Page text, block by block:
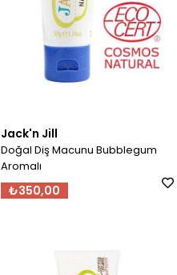
Jack'n Jill
Doğal Diş Macunu Bubblegum
Aromalı
₺350,00